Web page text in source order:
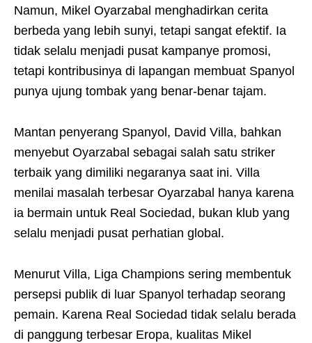
Namun, Mikel Oyarzabal menghadirkan cerita
berbeda yang lebih sunyi, tetapi sangat efektif. Ia
tidak selalu menjadi pusat kampanye promosi,
tetapi kontribusinya di lapangan membuat Spanyol
punya ujung tombak yang benar-benar tajam.
Mantan penyerang Spanyol, David Villa, bahkan
menyebut Oyarzabal sebagai salah satu striker
terbaik yang dimiliki negaranya saat ini. Villa
menilai masalah terbesar Oyarzabal hanya karena
ia bermain untuk Real Sociedad, bukan klub yang
selalu menjadi pusat perhatian global.
Menurut Villa, Liga Champions sering membentuk
persepsi publik di luar Spanyol terhadap seorang
pemain. Karena Real Sociedad tidak selalu berada
di panggung terbesar Eropa, kualitas Mikel